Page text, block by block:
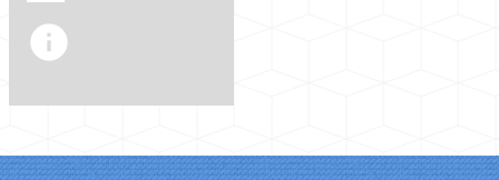
info